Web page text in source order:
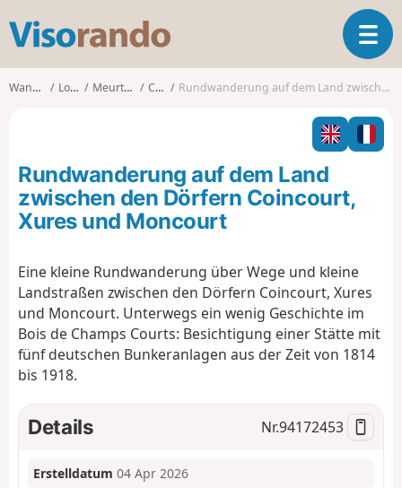
s
o
o
T
o
l
n
i
n
Wanderungen Lothringen Meurthe-et-Moselle Coincourt Rundwanderung auf dem Land zwischen den Dörfern Coincourt, Xures und Moncourt
Rundwanderung auf dem Land
zwischen den Dörfern Coincourt,
Xures und Moncourt
Eine kleine Rundwanderung über Wege und kleine
Landstraßen zwischen den Dörfern Coincourt, Xures
und Moncourt. Unterwegs ein wenig Geschichte im
Bois de Champs Courts: Besichtigung einer Stätte mit
fünf deutschen Bunkeranlagen aus der Zeit von 1814
bis 1918.
Details Nr.94172453
Erstelldatum 04 Apr 2026